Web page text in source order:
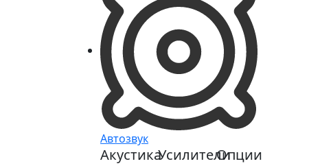
Автозвук
АкустикаУсилителиОпции